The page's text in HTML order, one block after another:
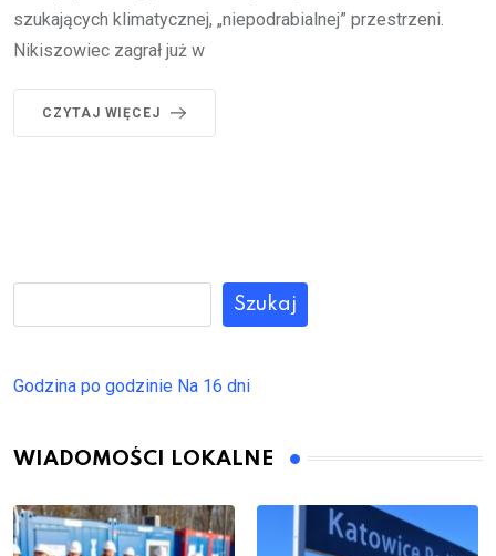
szukających klimatycznej, „niepodrabialnej” przestrzeni.
Nikiszowiec zagrał już w
CZYTAJ WIĘCEJ
Szukaj
Godzina po godzinie Na 16 dni
WIADOMOŚCI LOKALNE